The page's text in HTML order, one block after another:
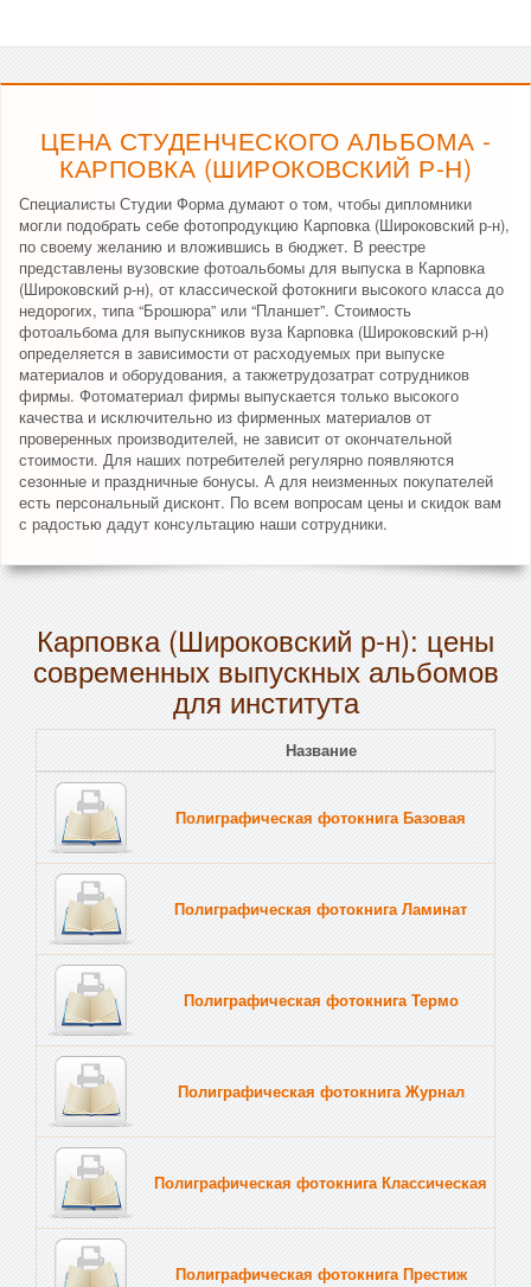
ЦЕНА СТУДЕНЧЕСКОГО АЛЬБОМА -
КАРПОВКА (ШИРОКОВСКИЙ Р-Н)
Специалисты Студии Форма думают о том, чтобы дипломники
могли подобрать себе фотопродукцию Карповка (Широковский р-н),
по своему желанию и вложившись в бюджет. В реестре
представлены вузовские фотоальбомы для выпуска в Карповка
(Широковский р-н), от классической фотокниги высокого класса до
недорогих, типа “Брошюра” или “Планшет”. Стоимость
фотоальбома для выпускников вуза Карповка (Широковский р-н)
определяется в зависимости от расходуемых при выпуске
материалов и оборудования, а такжетрудозатрат сотрудников
фирмы. Фотоматериал фирмы выпускается только высокого
качества и исключительно из фирменных материалов от
проверенных производителей, не зависит от окончательной
стоимости. Для наших потребителей регулярно появляются
сезонные и праздничные бонусы. А для неизменных покупателей
есть персональный дисконт. По всем вопросам цены и скидок вам
с радостью дадут консультацию наши сотрудники.
Карповка (Широковский р-н): цены
современных выпускных альбомов
для института
Название
Полиграфическая фотокнига Базовая
Полиграфическая фотокнига Ламинат
Полиграфическая фотокнига Термо
Полиграфическая фотокнига Журнал
Полиграфическая фотокнига Классическая
Полиграфическая фотокнига Престиж